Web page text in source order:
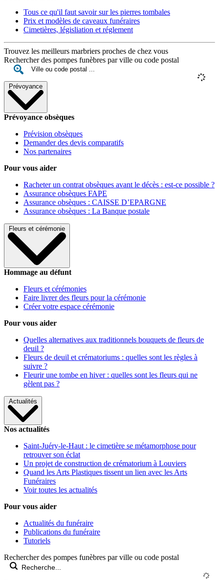
Tous ce qu'il faut savoir sur les pierres tombales
Prix et modèles de caveaux funéraires
Cimetières, législiation et réglement
Trouvez les meilleurs marbriers proches de chez vous
Rechercher des pompes funèbres par ville ou code postal
Prévoyance
Prévoyance obsèques
Prévision obsèques
Demander des devis comparatifs
Nos partenaires
Pour vous aider
Racheter un contrat obsèques avant le décès : est-ce possible ?
Assurance obsèques FAPE
Assurance obsèques : CAISSE D’EPARGNE
Assurance obsèques : La Banque postale
Fleurs et cérémonie
Hommage au défunt
Fleurs et cérémonies
Faire livrer des fleurs pour la cérémonie
Créer votre espace cérémonie
Pour vous aider
Quelles alternatives aux traditionnels bouquets de fleurs de
deuil ?
Fleurs de deuil et crématoriums : quelles sont les règles à
suivre ?
Fleurir une tombe en hiver : quelles sont les fleurs qui ne
gèlent pas ?
Actualités
Nos actualités
Saint-Juéry-le-Haut : le cimetière se métamorphose pour
retrouver son éclat
Un projet de construction de crématorium à Louviers
Quand les Arts Plastiques tissent un lien avec les Arts
Funéraires
Voir toutes les actualités
Pour vous aider
Actualités du funéraire
Publications du funéraire
Tutoriels
Rechercher des pompes funèbres par ville ou code postal